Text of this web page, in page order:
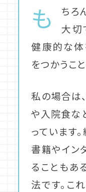
も
ちろ
大切
健康的な体
をつかうこ
私の場合は
や入院食な
っています
書籍やイン
ることもあ
法です。こ